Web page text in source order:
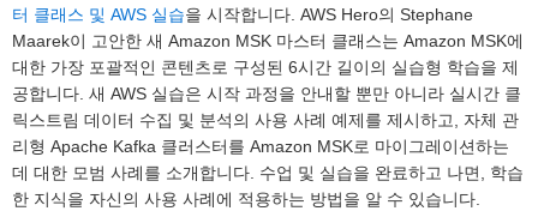
터 클래스 및 AWS 실습을 시작합니다. AWS Hero의 Stephane
Maarek이 고안한 새 Amazon MSK 마스터 클래스는 Amazon MSK에
대한 가장 포괄적인 콘텐츠로 구성된 6시간 길이의 실습형 학습을 제
공합니다. 새 AWS 실습은 시작 과정을 안내할 뿐만 아니라 실시간 클
릭스트림 데이터 수집 및 분석의 사용 사례 예제를 제시하고, 자체 관
리형 Apache Kafka 클러스터를 Amazon MSK로 마이그레이션하는
데 대한 모범 사례를 소개합니다. 수업 및 실습을 완료하고 나면, 학습
한 지식을 자신의 사용 사례에 적용하는 방법을 알 수 있습니다.